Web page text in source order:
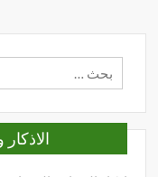
الاذكار